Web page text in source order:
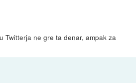
Twitterja ne gre ta denar, ampak za